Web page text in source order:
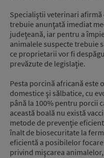
Specialiştii veterinari
trebuie anunţată imediat
judeţeană, iar pentru a
animalele suspecte trebuie
ce proprietarii vor fi
prevăzute de legislaţie.
Pesta porcină africană este
domestice şi sălbatice, cu
până la 100% pentru porcii
această boală nu există
metode de prevenţie
înalt de biosecuritate la
eficientă a posibilelor
privind mişcarea